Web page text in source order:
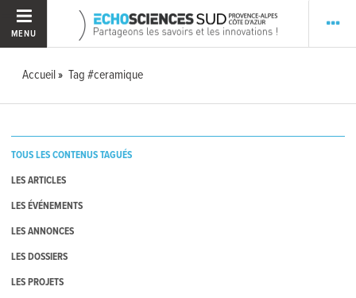
MENU
Accueil Tag #ceramique
TOUS LES CONTENUS TAGUÉS
LES ARTICLES
LES ÉVÉNEMENTS
LES ANNONCES
LES DOSSIERS
LES PROJETS